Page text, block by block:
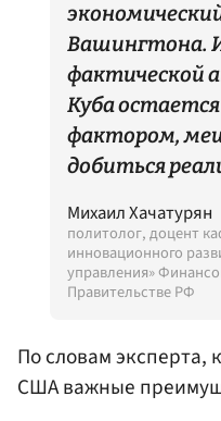
Вашингтона.
фактической
Куба
фактором,
добиться
Михаил Хачатурян
политолог, доцент
инновационного
управления»
Правительстве РФ
По словам эксперта,
США важные